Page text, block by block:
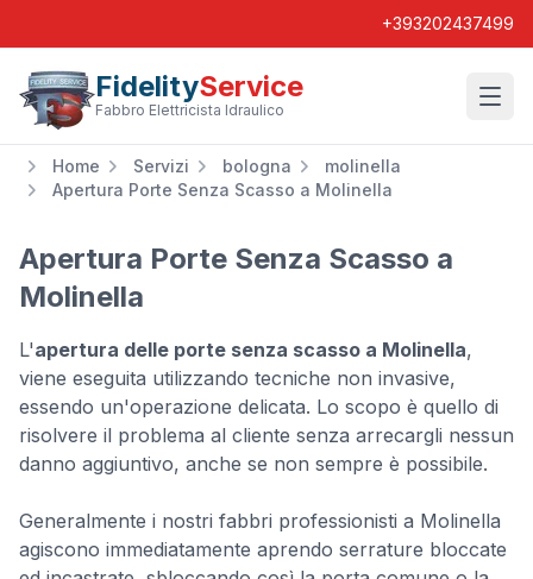
+393202437499
FidelityService
Fabbro Elettricista Idraulico
Home Servizi bologna
molinella
Apertura Porte Senza Scasso a Molinella
Apertura Porte Senza Scasso a
Molinella
L'apertura delle porte senza scasso a Molinella,
viene eseguita utilizzando tecniche non invasive,
essendo un'operazione delicata. Lo scopo è quello di
risolvere il problema al cliente senza arrecargli nessun
danno aggiuntivo, anche se non sempre è possibile.
Generalmente i nostri fabbri professionisti a Molinella
agiscono immediatamente aprendo serrature bloccate